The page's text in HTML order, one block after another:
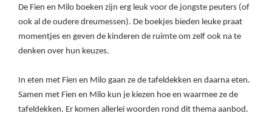
De Fien en Milo boeken zijn erg leuk voor de jongste peuters (of
ook al de oudere dreumessen). De boekjes bieden leuke praat
momentjes en geven de kinderen de ruimte om zelf ook na te
denken over hun keuzes.
In eten met Fien en Milo gaan ze de tafeldekken en daarna eten.
Samen met Fien en Milo kun je kiezen hoe en waarmee ze de
tafeldekken. Er komen allerlei woorden rond dit thema aanbod.